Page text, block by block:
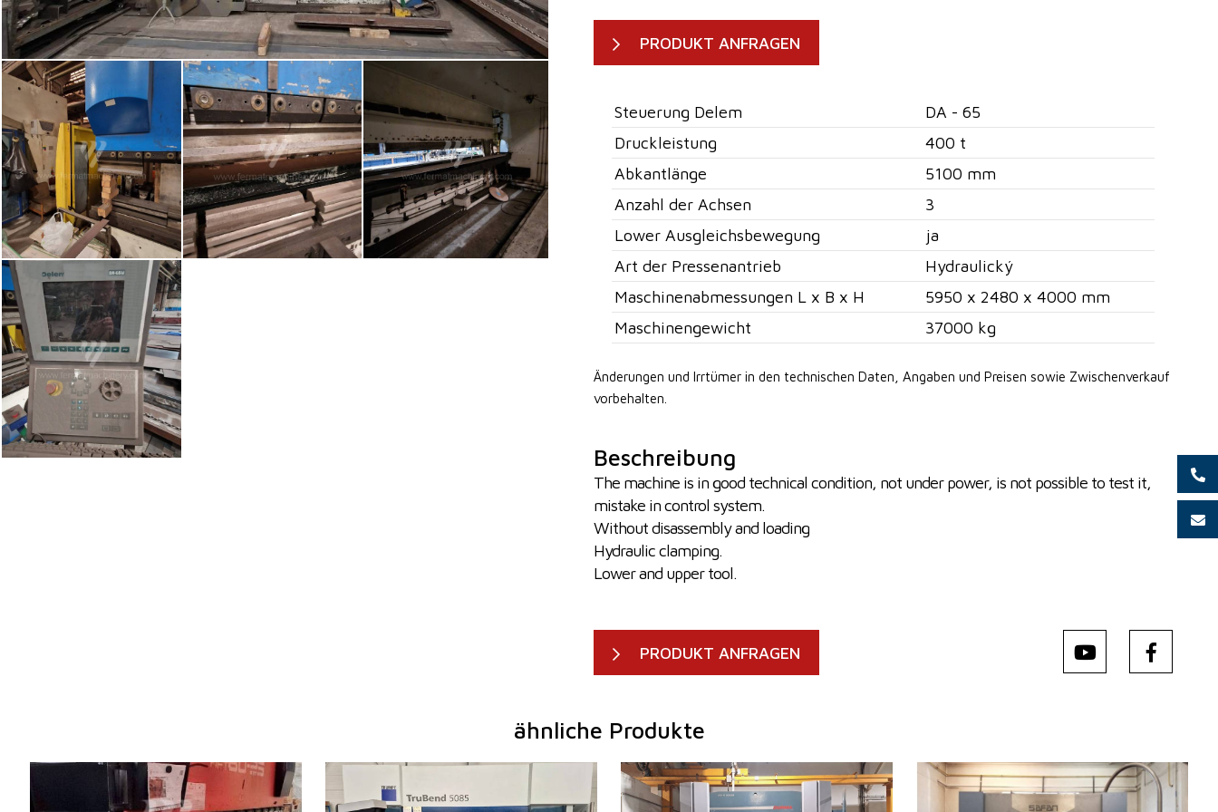
PRODUKT ANFRAGEN
Steuerung Delem
DA - 65
Druckleistung
400 t
Abkantlänge
5100 mm
Anzahl der Achsen
3
Lower Ausgleichsbewegung
ja
Art der Pressenantrieb
Hydraulický
Maschinenabmessungen L x B x H
5950 x 2480 x 4000 mm
Maschinengewicht
37000 kg
Änderungen und Irrtümer in den technischen Daten, Angaben und Preisen sowie Zwischenverkauf
vorbehalten.
Beschreibung
The machine is in good technical condition, not under power, is not possible to test it,
mistake in control system.
Without disassembly and loading
Hydraulic clamping.
Lower and upper tool.
PRODUKT ANFRAGEN
ähnliche Produkte
2001
Kontrollsystem
ja
Baujahr:
Kontrollsystem
Baujahr:
2012
Kontrollsystem
ja
Baujahr:
2002
Kontrollsystem
ja